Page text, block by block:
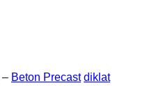
– Beton Precast diklat